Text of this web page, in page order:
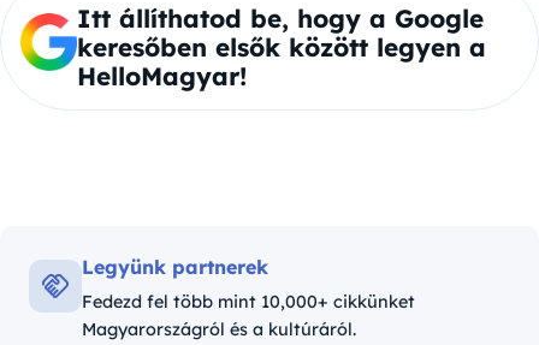
Itt állíthatod be, hogy a Google
keresőben elsők között legyen a
HelloMagyar!
Legyünk partnerek
Fedezd fel több mint 10,000+ cikkünket
Magyarországról és a kultúráról.